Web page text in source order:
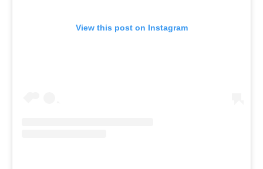
View this post on Instagram